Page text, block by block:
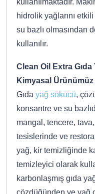
hidrolik yağlarını
su bazlı olmasından
kullanılır.
Clean Oil Extra
Kimyasal Ürünümüz
Gıda yağ sökücü,
konsantre ve su
mangal, tencere,
tesislerinde ve
yağ, kir temizliğinde
temizleyici olarak
karbonlaşmış gıda
çözdüğünden ve yağ